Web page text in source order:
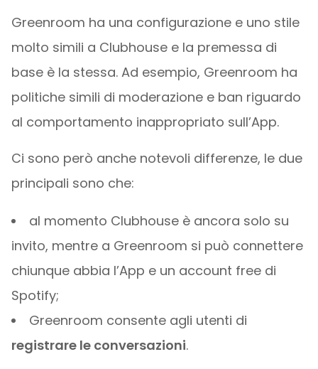
Greenroom ha una configurazione e uno stile
molto simili a Clubhouse e la premessa di
base è la stessa. Ad esempio, Greenroom ha
politiche simili di moderazione e ban riguardo
al comportamento inappropriato sull’App.
Ci sono però anche notevoli differenze, le due
principali sono che:
al momento Clubhouse è ancora solo su
invito, mentre a Greenroom si può connettere
chiunque abbia l’App e un account free di
Spotify;
Greenroom consente agli utenti di
registrare le conversazioni.